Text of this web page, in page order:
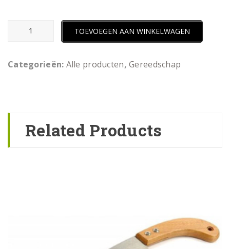
TOEVOEGEN AAN WINKELWAGEN
Categorieën: Alle producten,Gereedschap
Related Products